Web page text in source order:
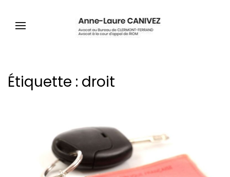
Étiquette : droit